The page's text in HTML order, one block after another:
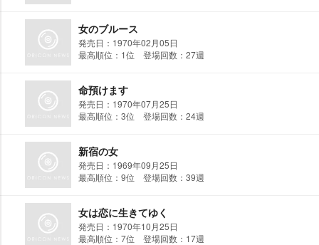
女のブルース
発売日：1970年02月05日
最高順位：1位 登場回数：27週
命預けます
発売日：1970年07月25日
最高順位：3位 登場回数：24週
新宿の女
発売日：1969年09月25日
最高順位：9位 登場回数：39週
女は恋に生きてゆく
発売日：1970年10月25日
最高順位：7位 登場回数：17週